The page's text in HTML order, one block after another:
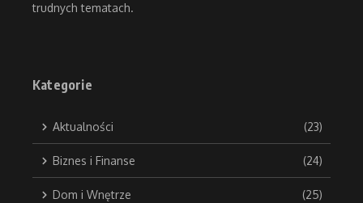
trudnych tematach.
Kategorie
Aktualności (23)
Biznes i Finanse (24)
Dom i Wnętrze (25)